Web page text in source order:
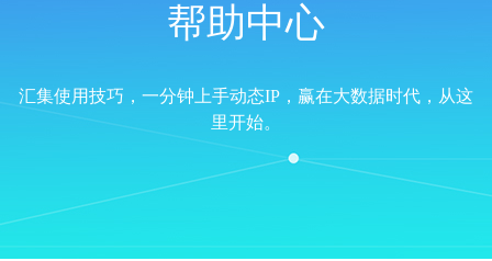
帮助中心
汇集使用技巧，一分钟上手动态IP，赢在大数据时代，从这
里开始。